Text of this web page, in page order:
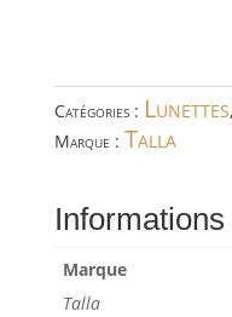
Catégories : Lunettes,
Marque : Talla
Marque
Talla